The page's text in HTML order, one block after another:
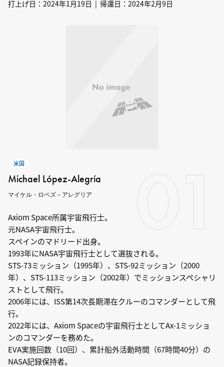
打上げ日：2024年1月19日 | 帰還日：2024年2月9日
米国
Michael López-Alegría
マイケル・ロペズ－アレグリア
Axiom Space所属宇宙飛行士。
元NASA宇宙飛行士。
スペインのマドリード出身。
1993年にNASA宇宙飛行士として選抜される。
STS-73ミッション（1995年）、STS-92ミッション（2000
年）、STS-113ミッション（2002年）でミッションスペシャリ
ストとして飛行。
2006年には、ISS第14次長期滞在クルーのコマンダーとして飛
行。
2022年には、Axiom Spaceの宇宙飛行士としてAx-1ミッショ
ンのコマンダーを務めた。
EVA実施回数（10回）、累計船外活動時間（67時間40分）の
NASA記録保持者。
01